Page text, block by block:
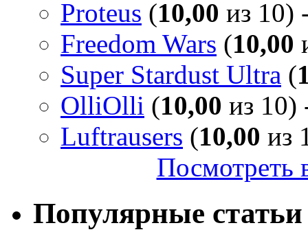
Proteus (10,00 из 10)
Freedom Wars (10,00
Super Stardust Ultra (
OlliOlli (10,00 из 10)
Luftrausers (10,00 из
Посмотреть
Популярные статьи